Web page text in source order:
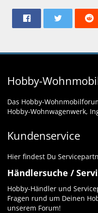
Hobby-
Das Hobby-
Hobby-Wohnwagenwerk,
Kundenservice
Hier findest Du
Händlersuche /
Hobby-Händler und
Fragen rund um Deinen
unserem Forum!